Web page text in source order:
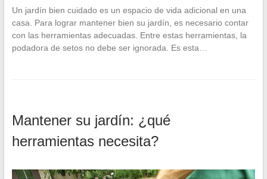
Un jardín bien cuidado es un espacio de vida adicional en una
casa. Para lograr mantener bien su jardín, es necesario contar
con las herramientas adecuadas. Entre estas herramientas, la
podadora de setos no debe ser ignorada. Es esta…
Mantener su jardín: ¿qué
herramientas necesita?